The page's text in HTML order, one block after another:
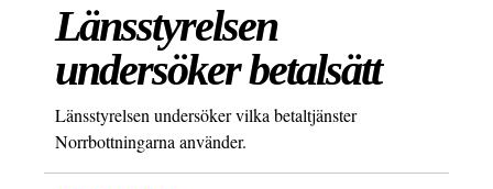
Länsstyrelsen
undersöker betalsätt
Länsstyrelsen undersöker vilka betaltjänster
Norrbottningarna använder.